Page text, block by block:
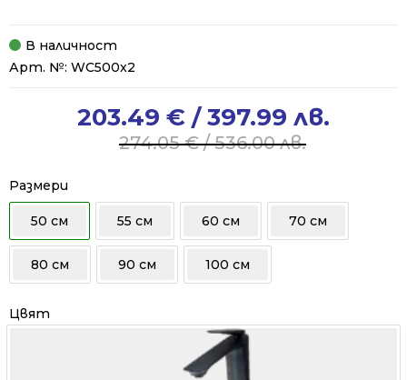
В наличност
Арт. №: WC500x2
274.05€/ 536.00 лв.
274.05 €
/
536.00 лв..
203.49 € / 397.99 лв.
203.49 €
/
397.99 лв..
Размери
50 см 55 см 60 см 70 см
80 см 90 см 100 см
Цвят